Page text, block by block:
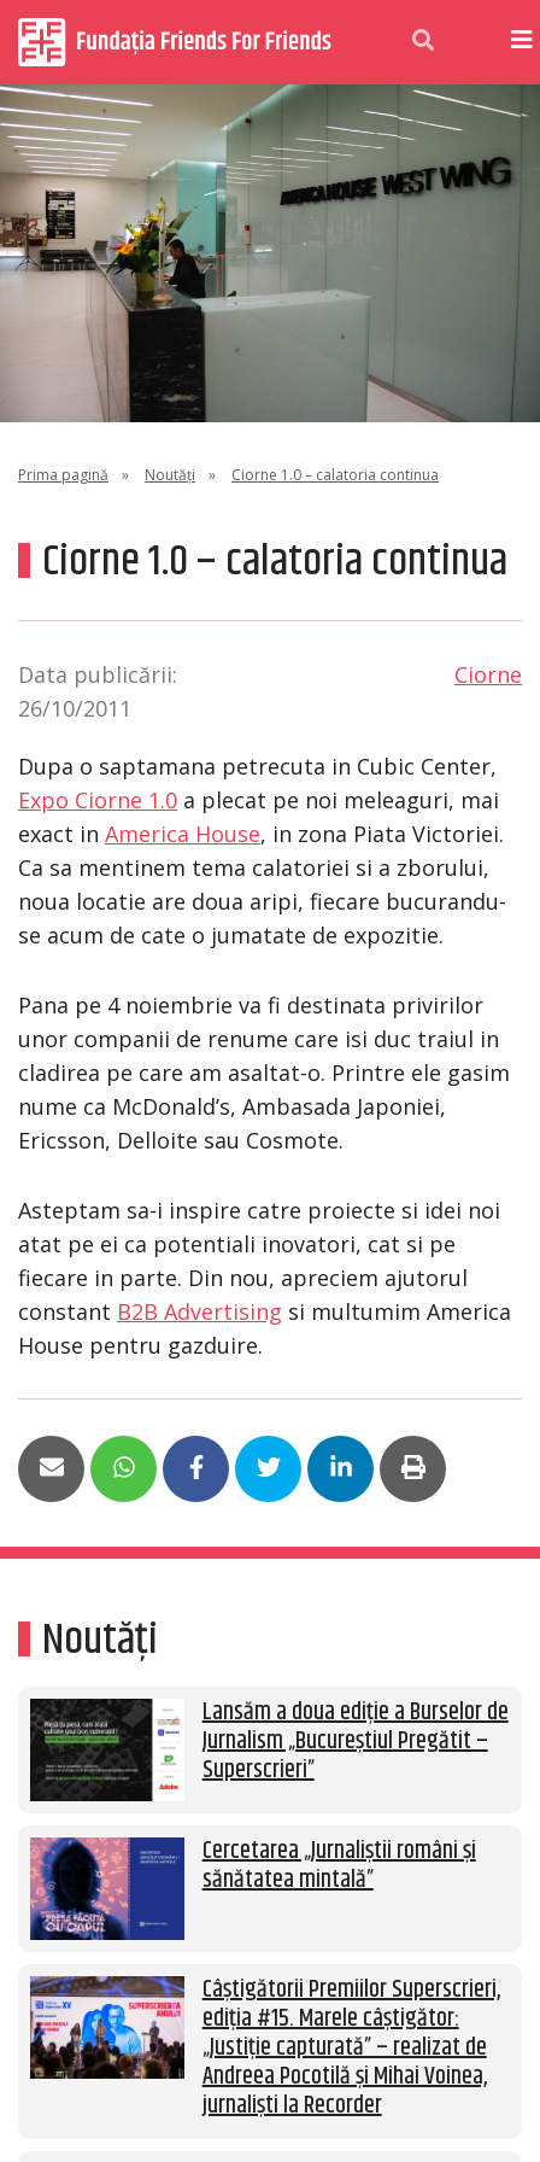
Prima pagină » Noutăți » Ciorne 1.0 – calatoria continua
Ciorne 1.0 – calatoria continua
Data publicării:
26/10/2011
Ciorne
Dupa o saptamana petrecuta in Cubic Center,
Expo Ciorne 1.0 a plecat pe noi meleaguri, mai
exact in America House, in zona Piata Victoriei.
Ca sa mentinem tema calatoriei si a zborului,
noua locatie are doua aripi, fiecare bucurandu-
se acum de cate o jumatate de expozitie.
Pana pe 4 noiembrie va fi destinata privirilor
unor companii de renume care isi duc traiul in
cladirea pe care am asaltat-o. Printre ele gasim
nume ca McDonald’s, Ambasada Japoniei,
Ericsson, Delloite sau Cosmote.
Asteptam sa-i inspire catre proiecte si idei noi
atat pe ei ca potentiali inovatori, cat si pe
fiecare in parte. Din nou, apreciem ajutorul
constant B2B Advertising si multumim America
House pentru gazduire.
Noutăți
Lansăm a doua ediție a Burselor de
Jurnalism „Bucureștiul Pregătit –
Superscrieri”
Cercetarea „Jurnaliștii români și
sănătatea mintală”
Câștigătorii Premiilor Superscrieri,
ediția #15. Marele câștigător:
„Justiție capturată” – realizat de
Andreea Pocotilă și Mihai Voinea,
jurnaliști la Recorder